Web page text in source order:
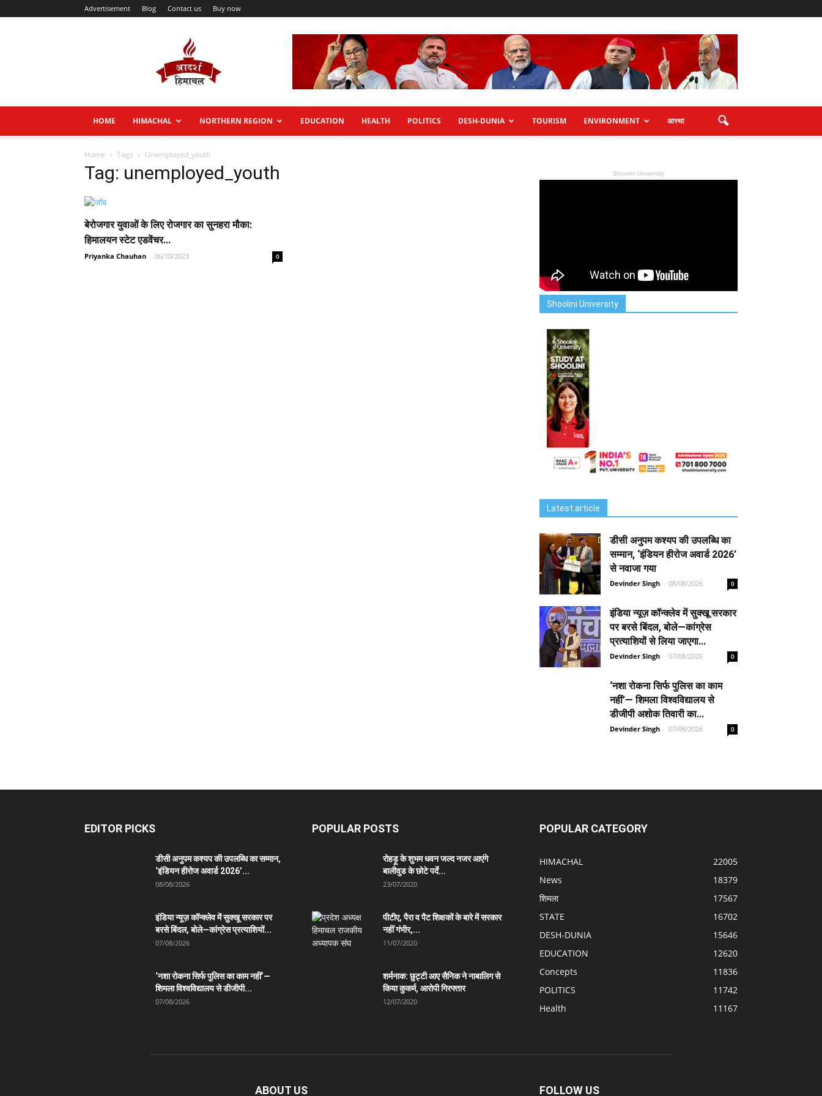
Advertisement Blog Contact us Buy now
HOME HIMACHAL NORTHERN REGION EDUCATION HEALTH POLITICS DESH-DUNIA TOURISM ENVIRONMENT आस्था
Home Tags Unemployed_youth
Tag: unemployed_youth
बेरोजगार युवाओं के लिए रोजगार का सुनहरा मौका:
हिमालयन स्टेट एडवेंचर...
Priyanka Chauhan - 06/10/2023 0
Shoolini University
Shoolini University
Latest article
डीसी अनुपम कश्यप की उपलब्धि का
सम्मान, ‘इंडियन हीरोज अवार्ड 2026’
से नवाजा गया
Devinder Singh - 08/08/2026 0
इंडिया न्यूज़ कॉन्क्लेव में सुक्खू सरकार
पर बरसे बिंदल, बोले—कांग्रेस
प्रत्याशियों से लिया जाएगा...
Devinder Singh - 07/08/2026 0
‘नशा रोकना सिर्फ पुलिस का काम
नहीं’— शिमला विश्वविद्यालय से
डीजीपी अशोक तिवारी का...
Devinder Singh - 07/08/2026 0
EDITOR PICKS
डीसी अनुपम कश्यप की उपलब्धि का सम्मान,
‘इंडियन हीरोज अवार्ड 2026’...
08/08/2026
इंडिया न्यूज़ कॉन्क्लेव में सुक्खू सरकार पर
बरसे बिंदल, बोले—कांग्रेस प्रत्याशियों...
07/08/2026
‘नशा रोकना सिर्फ पुलिस का काम नहीं’—
शिमला विश्वविद्यालय से डीजीपी...
07/08/2026
POPULAR POSTS
रोहड़ू के शुभम धवन जल्द नजर आएंगे
बालीवुड के छोटे पर्दे...
23/07/2020
पीटीए, पैरा व पैट शिक्षकों के बारे में सरकार
नहीं गंभीर,...
11/07/2020
शर्मनाक: छुट्टी आए सैनिक ने नाबालिग से
किया कुकर्म, आरोपी गिरफ्तार
12/07/2020
POPULAR CATEGORY
HIMACHAL
22005
News
18379
शिमला
17567
STATE
16702
DESH-DUNIA
15646
EDUCATION
12620
Concepts
11836
POLITICS
11742
Health
11167
ABOUT US FOLLOW US